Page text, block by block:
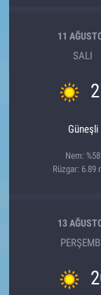
11
SALI
Güneşli
Nem: %58
Rüzgar: 6.89
13